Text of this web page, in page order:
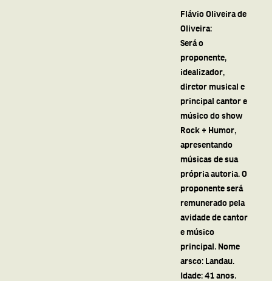
Flávio Oliveira de
Oliveira:
Será o
proponente,
idealizador,
diretor musical e
principal cantor e
músico do show
Rock + Humor,
apresentando
músicas de sua
própria autoria. O
proponente será
remunerado pela
avidade de cantor
e músico
principal. Nome
arsco: Landau.
Idade: 41 anos.